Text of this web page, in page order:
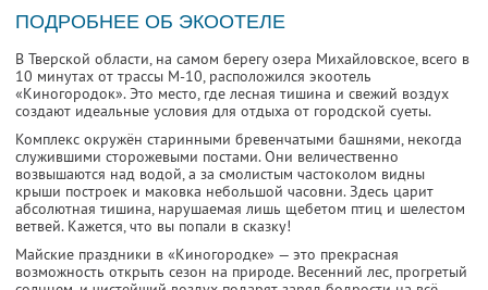
ПОДРОБНЕЕ ОБ ЭКООТЕЛЕ
В Тверской области, на самом берегу озера Михайловское, всего в
10 минутах от трассы М-10, расположился экоотель
«Киногородок». Это место, где лесная тишина и свежий воздух
создают идеальные условия для отдыха от городской суеты.
Комплекс окружён старинными бревенчатыми башнями, некогда
служившими сторожевыми постами. Они величественно
возвышаются над водой, а за смолистым частоколом видны
крыши построек и маковка небольшой часовни. Здесь царит
абсолютная тишина, нарушаемая лишь щебетом птиц и шелестом
ветвей. Кажется, что вы попали в сказку!
Майские праздники в «Киногородке» — это прекрасная
возможность открыть сезон на природе. Весенний лес, прогретый